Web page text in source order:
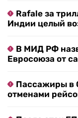
Rafale за
Индии целый
В МИД РФ
Евросоюза от
Пассажиры в
отменами